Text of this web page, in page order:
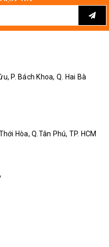
P. Bách Khoa, Q. Hai Bà
Hòa, Q.Tân Phú, TP. HCM